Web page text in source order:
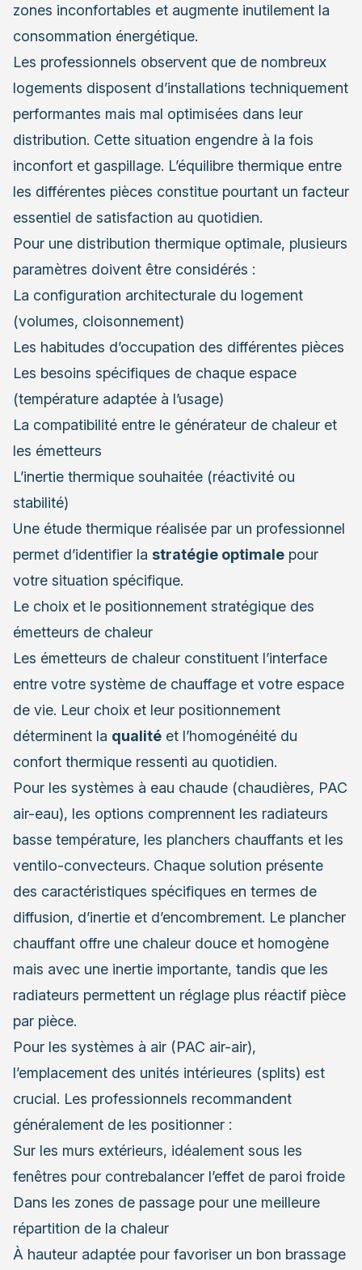
zones inconfortables et augmente inutilement la
consommation énergétique.
Les professionnels observent que de nombreux
logements disposent d’installations techniquement
performantes mais mal optimisées dans leur
distribution. Cette situation engendre à la fois
inconfort et gaspillage. L’équilibre thermique entre
les différentes pièces constitue pourtant un facteur
essentiel de satisfaction au quotidien.
Pour une distribution thermique optimale, plusieurs
paramètres doivent être considérés :
La configuration architecturale du logement
(volumes, cloisonnement)
Les habitudes d’occupation des différentes pièces
Les besoins spécifiques de chaque espace
(température adaptée à l’usage)
La compatibilité entre le générateur de chaleur et
les émetteurs
L’inertie thermique souhaitée (réactivité ou
stabilité)
Une étude thermique réalisée par un professionnel
permet d’identifier la stratégie optimale pour
votre situation spécifique.
Le choix et le positionnement stratégique des
émetteurs de chaleur
Les émetteurs de chaleur constituent l’interface
entre votre système de chauffage et votre espace
de vie. Leur choix et leur positionnement
déterminent la qualité et l’homogénéité du
confort thermique ressenti au quotidien.
Pour les systèmes à eau chaude (chaudières, PAC
air-eau), les options comprennent les radiateurs
basse température, les planchers chauffants et les
ventilo-convecteurs. Chaque solution présente
des caractéristiques spécifiques en termes de
diffusion, d’inertie et d’encombrement. Le plancher
chauffant offre une chaleur douce et homogène
mais avec une inertie importante, tandis que les
radiateurs permettent un réglage plus réactif pièce
par pièce.
Pour les systèmes à air (PAC air-air),
l’emplacement des unités intérieures (splits) est
crucial. Les professionnels recommandent
généralement de les positionner :
Sur les murs extérieurs, idéalement sous les
fenêtres pour contrebalancer l’effet de paroi froide
Dans les zones de passage pour une meilleure
répartition de la chaleur
À hauteur adaptée pour favoriser un bon brassage